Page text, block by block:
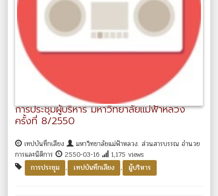
การประชุมผู้บริหาร มหาวิทยาลัยแม่ฟ้าหลวง
ครั้งที่ 8/2550
เทปบันทึกเสียง
มหาวิทยาลัยแม่ฟ้าหลวง. ส่วนสารบรรณ อำนวย
การและนิติการ
2550-03-16
1,175 views
การประชุม
, เทปบันทึกเสียง , ผู้บริหาร